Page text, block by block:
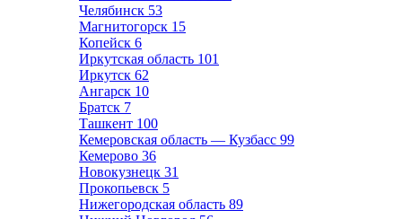
Челябинск 53
Магнитогорск 15
Копейск 6
Иркутская область 101
Иркутск 62
Ангарск 10
Братск 7
Ташкент 100
Кемеровская область — Кузбасс 99
Кемерово 36
Новокузнецк 31
Прокопьевск 5
Нижегородская область 89